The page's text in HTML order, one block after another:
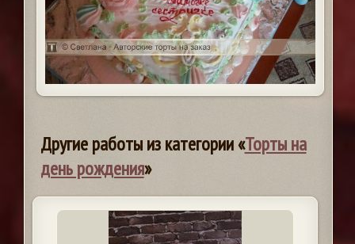
Другие работы из категории «Торты на
день рождения»